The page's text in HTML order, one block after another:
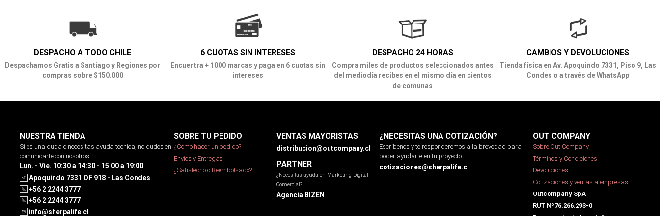
DESPACHO A TODO CHILE
Despachamos Gratis a Santiago y Regiones por
compras sobre $150.000
6 CUOTAS SIN INTERESES
Encuentra + 1000 marcas y paga en 6 cuotas sin
intereses
DESPACHO 24 HORAS
Compra miles de productos seleccionados antes
del mediodía recibes en el mismo día en cientos
de comunas
CAMBIOS Y DEVOLUCIONES
Tienda física en Av. Apoquindo 7331, Piso 9, Las
Condes o a través de WhatsApp
NUESTRA TIENDA
Si es una duda o necesitas ayuda tecnica, no dudes en
comunicarte con nosotros
Lun. - Vie. 10:30 a 14:30 - 15:00 a 19:00
Apoquindo 7331 OF 918 - Las Condes
+56 2 2244 3777
+56 2 2244 3777
info@sherpalife.cl
SOBRE TU PEDIDO
¿Cómo hacer un pedido?
Envíos y Entregas
¿Satisfecho o Reembolsado?
VENTAS MAYORISTAS
distribucion@outcompany.cl
PARTNER
¿Necesitas ayuda en Marketing Digital -
Comercial?
Agencia BIZEN
¿NECESITAS UNA COTIZACIÓN?
Escríbenos y te responderemos a la brevedad para
poder ayudarte en tu proyecto.
cotizaciones@sherpalife.cl
OUT COMPANY
Sobre Out Company
Términos y Condiciones
Devoluciones
Cotizaciones y ventas a empresas
Outcompany SpA
RUT Nº76.266.293-0